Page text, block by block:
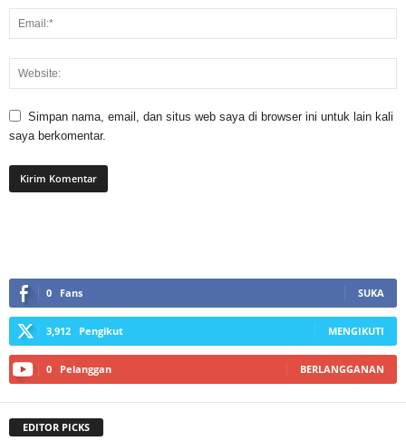
Simpan nama, email, dan situs web saya di browser ini untuk lain kali
saya berkomentar.
0 Fans SUKA
3,912 Pengikut MENGIKUTI
0 Pelanggan BERLANGGANAN
EDITOR PICKS